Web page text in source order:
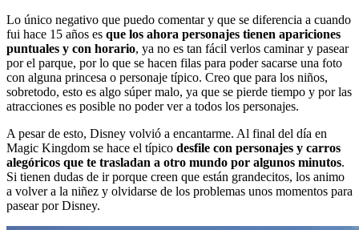
Lo único negativo que puedo comentar y que se diferencia a cuando
fui hace 15 años es que los ahora personajes tienen apariciones
puntuales y con horario, ya no es tan fácil verlos caminar y pasear
por el parque, por lo que se hacen filas para poder sacarse una foto
con alguna princesa o personaje típico. Creo que para los niños,
sobretodo, esto es algo súper malo, ya que se pierde tiempo y por las
atracciones es posible no poder ver a todos los personajes.
A pesar de esto, Disney volvió a encantarme. Al final del día en
Magic Kingdom se hace el típico desfile con personajes y carros
alegóricos que te trasladan a otro mundo por algunos minutos.
Si tienen dudas de ir porque creen que están grandecitos, los animo
a volver a la niñez y olvidarse de los problemas unos momentos para
pasear por Disney.